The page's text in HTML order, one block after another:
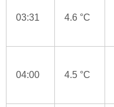
03:31 4.6 °C
04:00 4.5 °C